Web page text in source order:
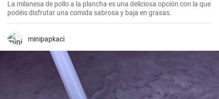
La milanesa de pollo a la plancha es una deliciosa opción con la que
podéis disfrutar una comida sabrosa y baja en grasas.
minipapkaci